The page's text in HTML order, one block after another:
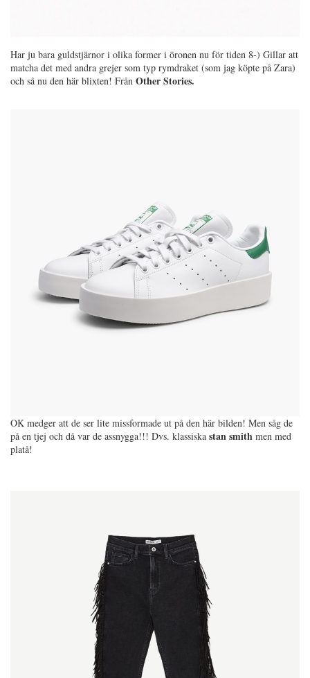
Har ju bara guldstjärnor i olika former i öronen nu för tiden 8-) Gillar att
matcha det med andra grejer som typ rymdraket (som jag köpte på Zara)
och så nu den här blixten! Från Other Stories.
OK medger att de ser lite missformade ut på den här bilden! Men såg de
på en tjej och då var de assnygga!!! Dvs. klassiska stan smith men med
platå!